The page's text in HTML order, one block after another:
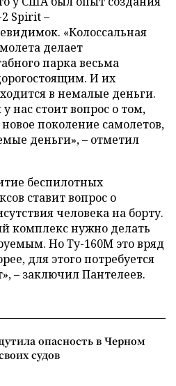
Spirit –
«Колоссальная
делает
парка весьма
И их
в немалые деньги.
нас стоит вопрос о том,
поколение самолетов,
деньги», – отметил
беспилотных
ставит вопрос о
человека на борту.
комплекс нужно делать
Но Ту-160М это вряд
для этого потребуется
– заключил Пантелеев.
опасность в Черном
судов